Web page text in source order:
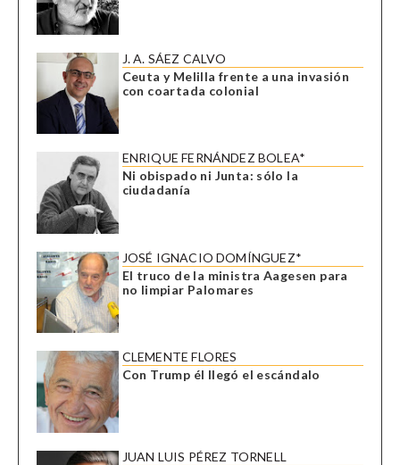
J. A. SÁEZ CALVO
Ceuta y Melilla frente a una invasión
con coartada colonial
ENRIQUE FERNÁNDEZ BOLEA*
Ni obispado ni Junta: sólo la
ciudadanía
JOSÉ IGNACIO DOMÍNGUEZ*
El truco de la ministra Aagesen para
no limpiar Palomares
CLEMENTE FLORES
Con Trump él llegó el escándalo
JUAN LUIS PÉREZ TORNELL